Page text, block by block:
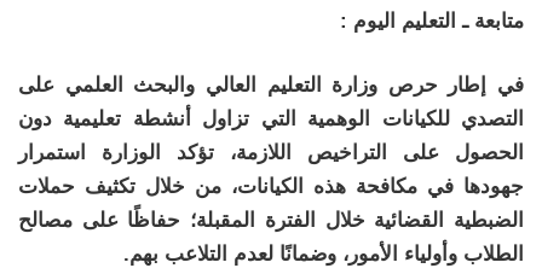
متابعة ـ التعليم اليوم :
في إطار حرص وزارة التعليم العالي والبحث العلمي على
التصدي للكيانات الوهمية التي تزاول أنشطة تعليمية دون
الحصول على التراخيص اللازمة، تؤكد الوزارة استمرار
جهودها في مكافحة هذه الكيانات، من خلال تكثيف حملات
الضبطية القضائية خلال الفترة المقبلة؛ حفاظًا على مصالح
الطلاب وأولياء الأمور، وضمانًا لعدم التلاعب بهم.